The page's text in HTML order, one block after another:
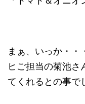
まぁ、いっか・・
ヒご担当の菊池さ
てくれるとの事で